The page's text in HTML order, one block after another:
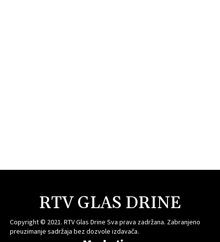
RTV GLAS DRINE
Copyright © 2021. RTV Glas Drine Sva prava zadržana. Zabranjeno
preuzimanje sadržaja bez dozvole izdavača.